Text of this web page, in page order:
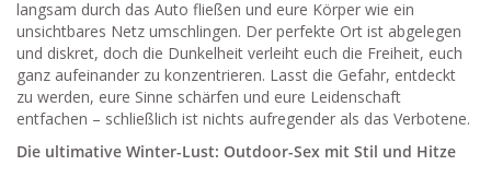
langsam durch das Auto fließen und eure Körper wie ein
unsichtbares Netz umschlingen. Der perfekte Ort ist abgelegen
und diskret, doch die Dunkelheit verleiht euch die Freiheit, euch
ganz aufeinander zu konzentrieren. Lasst die Gefahr, entdeckt
zu werden, eure Sinne schärfen und eure Leidenschaft
entfachen – schließlich ist nichts aufregender als das Verbotene.
Die ultimative Winter-Lust: Outdoor-Sex mit Stil und Hitze